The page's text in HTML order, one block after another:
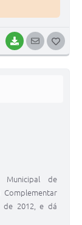
BAIXARSEGUIR
de
de 2012, e dá